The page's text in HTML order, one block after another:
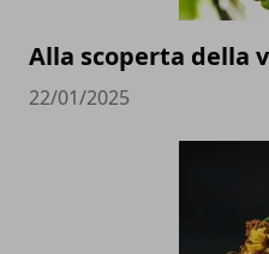
Alla scoperta della
22/01/2025